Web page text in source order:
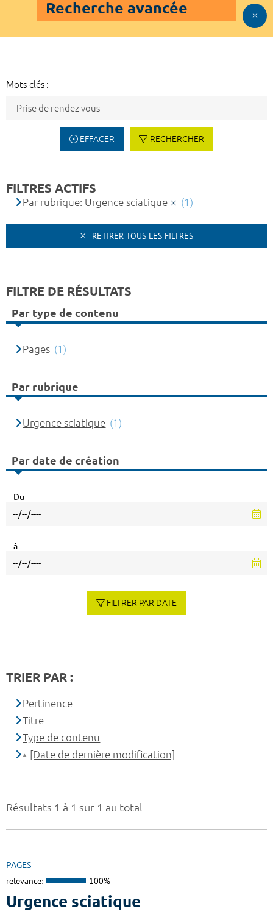
Recherche avancée
Mots-clés :
EFFACER RECHERCHER
Résultats 1 à 1 sur 1 au total
PAGES
relevance: 100%
Urgence sciatique
FILTRES ACTIFS
Par rubrique: Urgence sciatique (1)
RETIRER TOUS LES FILTRES
FILTRE DE RÉSULTATS
Par type de contenu
Pages (1)
Par rubrique
Urgence sciatique (1)
Par date de création
Du
à
FILTRER PAR DATE
TRIER PAR :
Pertinence
Titre
Type de contenu
[Date de dernière modification]